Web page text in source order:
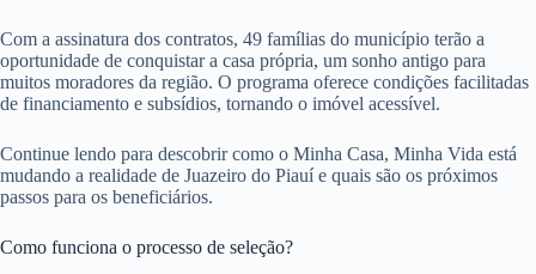
Com a assinatura dos contratos, 49 famílias do município terão a
oportunidade de conquistar a casa própria, um sonho antigo para
muitos moradores da região. O programa oferece condições facilitadas
de financiamento e subsídios, tornando o imóvel acessível.
Continue lendo para descobrir como o Minha Casa, Minha Vida está
mudando a realidade de Juazeiro do Piauí e quais são os próximos
passos para os beneficiários.
Como funciona o processo de seleção?